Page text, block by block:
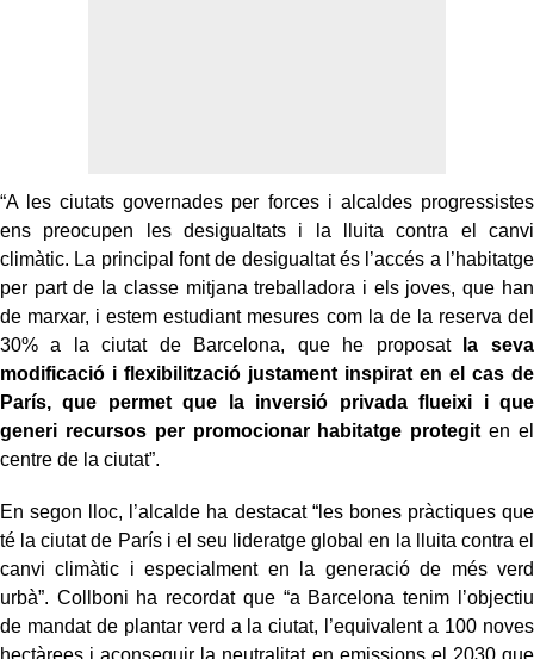
“A les ciutats governades per forces i alcaldes progressistes
ens preocupen les desigualtats i la lluita contra el canvi
climàtic. La principal font de desigualtat és l’accés a l’habitatge
per part de la classe mitjana treballadora i els joves, que han
de marxar, i estem estudiant mesures com la de la reserva del
30% a la ciutat de Barcelona, que he proposat
la seva
modificació i flexibilització justament inspirat en el cas de
París, que permet que la inversió privada flueixi i que
generi recursos per promocionar habitatge protegit en el
centre de la ciutat”.
En segon lloc, l’alcalde ha destacat “les bones pràctiques que
té la ciutat de París i el seu lideratge global en la lluita contra el
canvi climàtic i especialment en la generació de més verd
urbà”. Collboni ha recordat que “a Barcelona tenim l’objectiu
de mandat de plantar verd a la ciutat, l’equivalent a 100 noves
hectàrees i aconseguir la neutralitat en emissions el 2030 que